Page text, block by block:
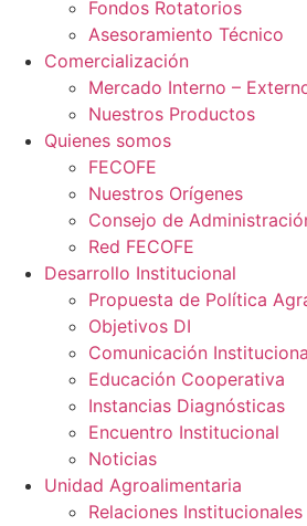
Fondos Rotatorios
Asesoramiento Técnico
Comercialización
Mercado Interno –
Nuestros Productos
Quienes somos
FECOFE
Nuestros Orígenes
Consejo de
Red FECOFE
Desarrollo Institucional
Propuesta de Política
Objetivos DI
Comunicación
Educación Cooperativa
Instancias Diagnósticas
Encuentro Institucional
Noticias
Unidad Agroalimentaria
Relaciones Institucionales